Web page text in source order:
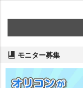
モニター募集